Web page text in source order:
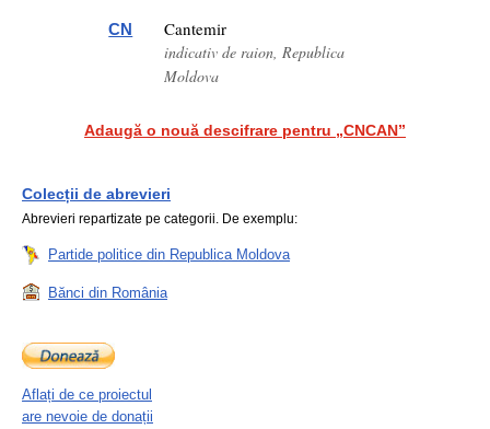
CN Cantemir
indicativ de raion, Republica
Moldova
Adaugă o nouă descifrare pentru „CNCAN”
Colecții de abrevieri
Abrevieri repartizate pe categorii. De exemplu:
Partide politice din Republica Moldova
Bănci din România
Aflați de ce proiectul
are nevoie de donații